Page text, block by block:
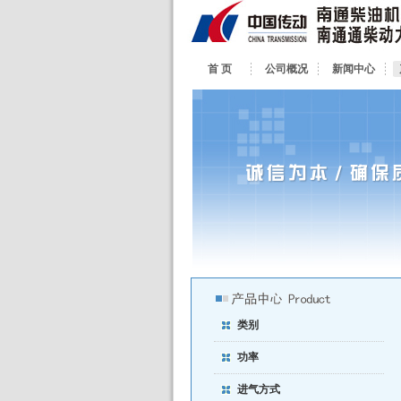
首 页 公司概况 新闻中心
类别
功率
进气方式